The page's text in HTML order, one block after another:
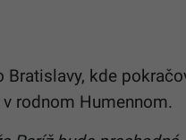
Bratislavy, kde
rodnom Humennom.